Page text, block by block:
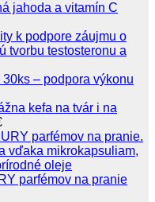
jahoda a vitamín C
– podpora výkonu
kefa na tvár i na
Price
range:
2.50€
through
4.50€parfémov na pranie